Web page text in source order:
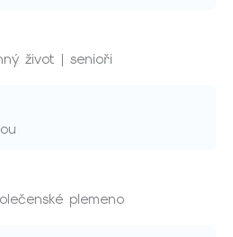
život | senioři
plemeno